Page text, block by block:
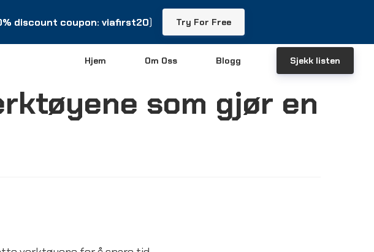
Hjem Om Oss Blogg Sjekk listen
som gjør en
discount coupon: viafirst20) Try For Free
discount coupon: viafirst20) Try For Free